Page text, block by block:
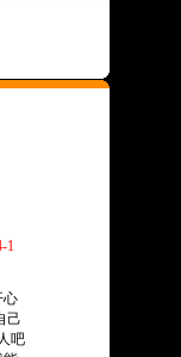
1
心
己
吧